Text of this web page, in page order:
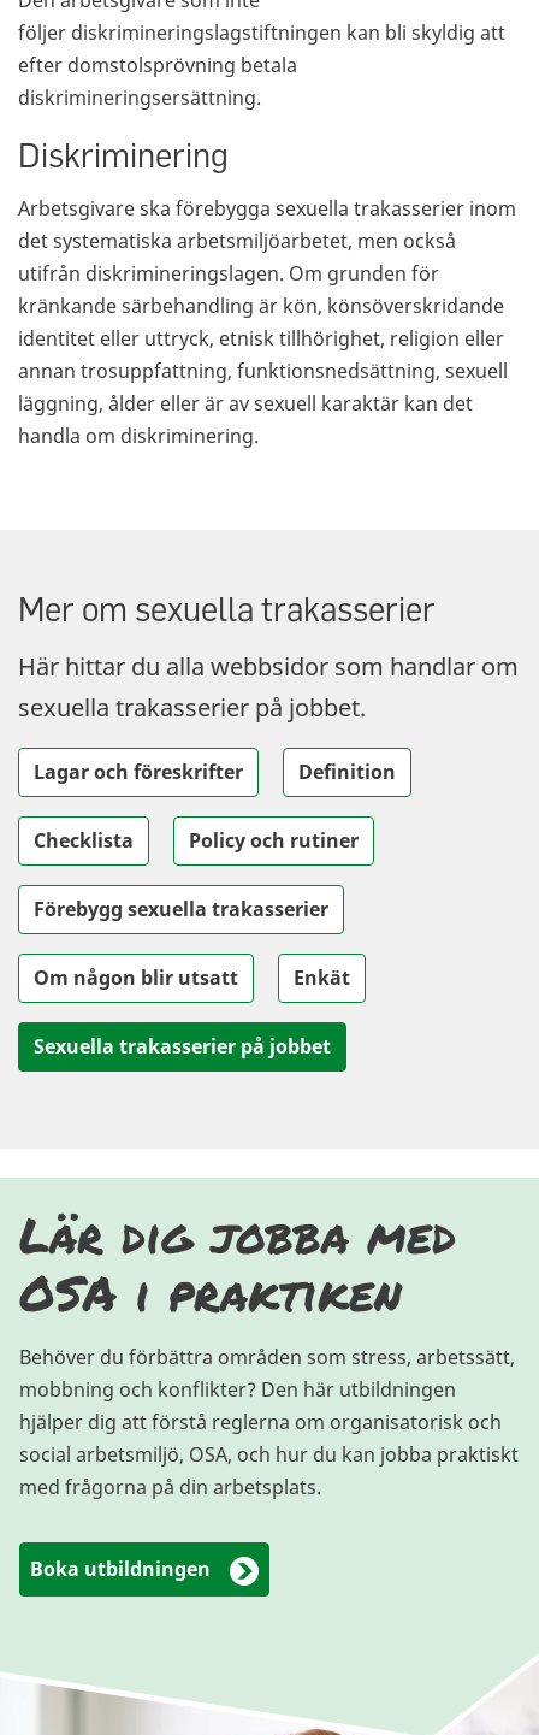
följer diskrimineringslagstiftningen kan bli skyldig att
efter domstolsprövning betala
diskrimineringsersättning.
Diskriminering
Arbetsgivare ska förebygga sexuella trakasserier inom
det systematiska arbetsmiljöarbetet, men också
utifrån diskrimineringslagen. Om grunden för
kränkande särbehandling är kön, könsöverskridande
identitet eller uttryck, etnisk tillhörighet, religion eller
annan trosuppfattning, funktionsnedsättning, sexuell
läggning, ålder eller är av sexuell karaktär kan det
handla om diskriminering.
Mer om sexuella trakasserier
Här hittar du alla webbsidor som handlar om
sexuella trakasserier på jobbet.
Lagar och föreskrifter Definition
Checklista Policy och rutiner
Förebygg sexuella trakasserier
Om någon blir utsatt Enkät
Sexuella trakasserier på jobbet
Lär dig jobba med
OSA i praktiken
Behöver du förbättra områden som stress, arbetssätt,
mobbning och konflikter? Den här utbildningen
hjälper dig att förstå reglerna om organisatorisk och
social arbetsmiljö, OSA, och hur du kan jobba praktiskt
med frågorna på din arbetsplats.
Boka utbildningen